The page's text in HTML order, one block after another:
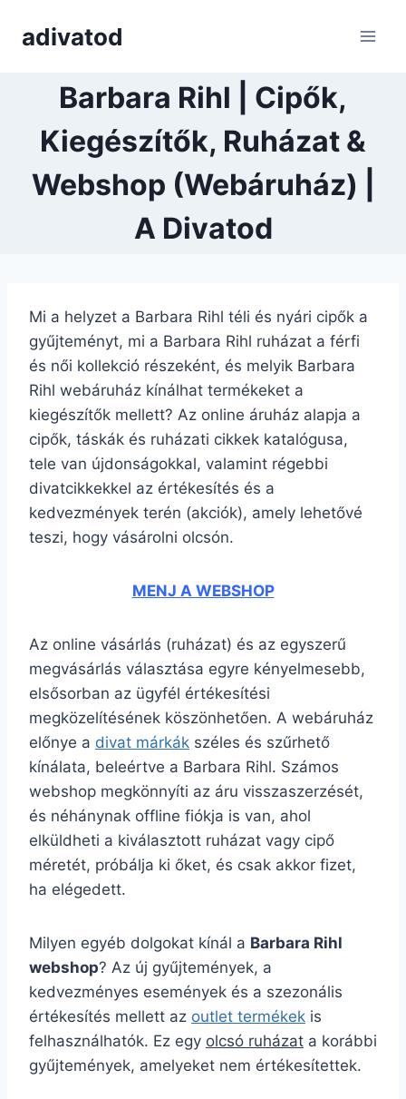
adivatod
Barbara Rihl | Cipők,
Kiegészítők, Ruházat &
Webshop (Webáruház) |
A Divatod
Mi a helyzet a Barbara Rihl téli és nyári cipők a
gyűjteményt, mi a Barbara Rihl ruházat a férfi
és női kollekció részeként, és melyik Barbara
Rihl webáruház kínálhat termékeket a
kiegészítők mellett? Az online áruház alapja a
cipők, táskák és ruházati cikkek katalógusa,
tele van újdonságokkal, valamint régebbi
divatcikkekkel az értékesítés és a
kedvezmények terén (akciók), amely lehetővé
teszi, hogy vásárolni olcsón.
MENJ A WEBSHOP
Az online vásárlás (ruházat) és az egyszerű
megvásárlás választása egyre kényelmesebb,
elsősorban az ügyfél értékesítési
megközelítésének köszönhetően. A webáruház
előnye a divat márkák széles és szűrhető
kínálata, beleértve a Barbara Rihl. Számos
webshop megkönnyíti az áru visszaszerzését,
és néhánynak offline fiókja is van, ahol
elküldheti a kiválasztott ruházat vagy cipő
méretét, próbálja ki őket, és csak akkor fizet,
ha elégedett.
Milyen egyéb dolgokat kínál a Barbara Rihl
webshop? Az új gyűjtemények, a
kedvezményes események és a szezonális
értékesítés mellett az outlet termékek is
felhasználhatók. Ez egy olcsó ruházat a korábbi
gyűjtemények, amelyeket nem értékesítettek.